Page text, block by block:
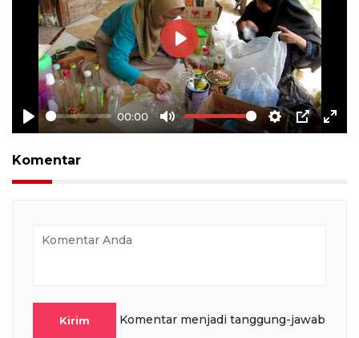
Play
00:00
Mute Settings
PIP
Play
Komentar
Kirim
Komentar menjadi tanggung-jawab